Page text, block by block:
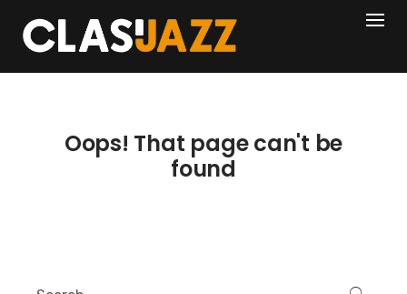
content
404
Oops! That page can't be
found